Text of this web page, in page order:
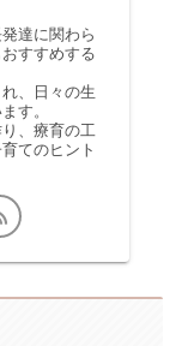
達に関わら
すすめする
、日々の生
す。
、療育の工
てのヒント